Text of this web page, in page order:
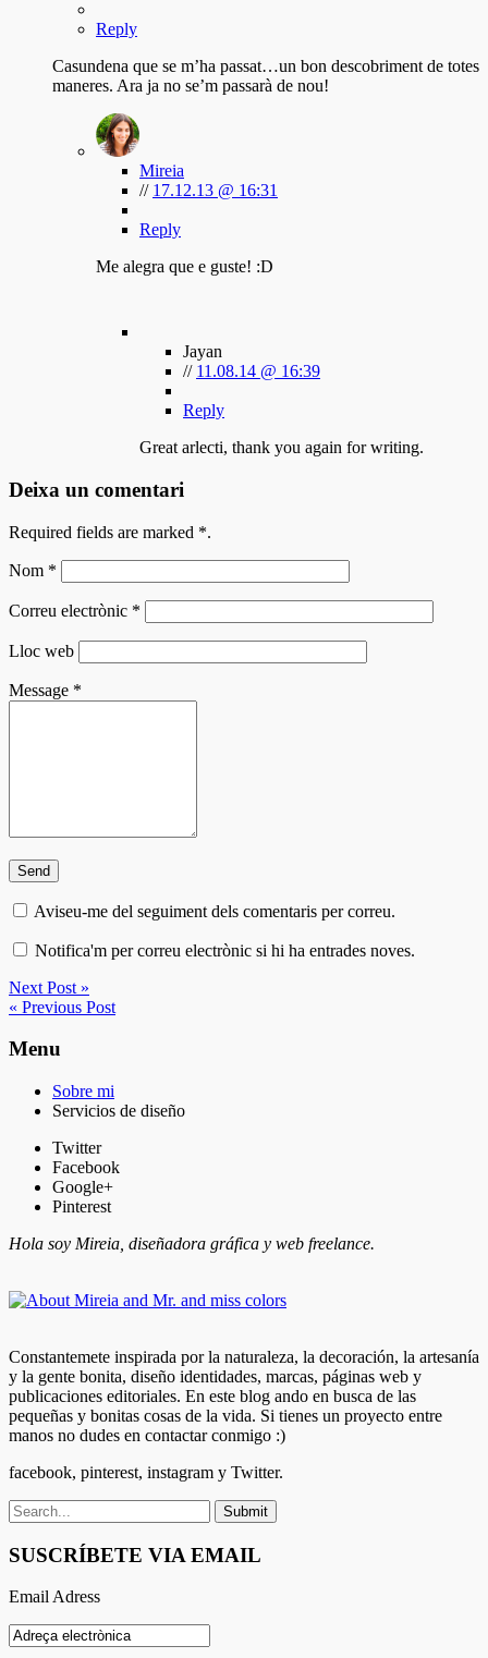
Reply
Casundena que se m’ha passat…un bon descobriment de totes
maneres. Ara ja no se’m passarà de nou!
Mireia
// 17.12.13 @ 16:31
Reply
Me alegra que e guste! :D
Jayan
// 11.08.14 @ 16:39
Reply
Great arlecti, thank you again for writing.
Deixa un comentari
Required fields are marked *.
Nom *
Correu electrònic *
Lloc web
Message *
Aviseu-me del seguiment dels comentaris per correu.
Notifica'm per correu electrònic si hi ha entrades noves.
Next Post »
« Previous Post
Menu
Sobre mi
Servicios de diseño
Twitter
Facebook
Google+
Pinterest
Hola soy Mireia, diseñadora gráfica y web freelance.
Constantemete inspirada por la naturaleza, la decoración, la artesanía
y la gente bonita, diseño identidades, marcas, páginas web y
publicaciones editoriales. En este blog ando en busca de las
pequeñas y bonitas cosas de la vida. Si tienes un proyecto entre
manos no dudes en contactar conmigo :)
facebook, pinterest, instagram y Twitter.
SUSCRÍBETE VIA EMAIL
Email Adress